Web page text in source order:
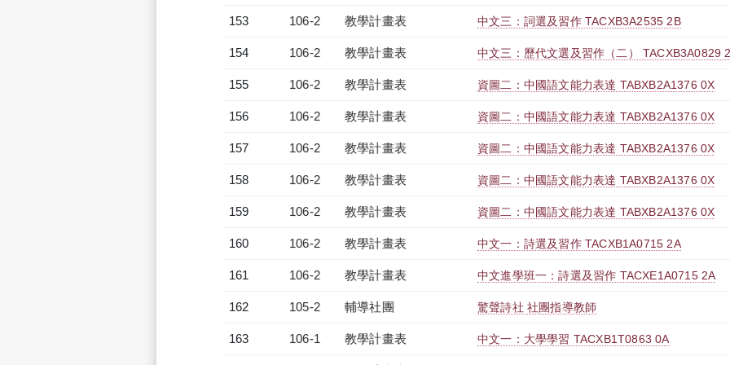
153 106-2 教學計畫表 中文三：詞選及習作 TACXB3A2535 2B
154 106-2 教學計畫表 中文三：歷代文選及習作（二） TACXB3A0829
155 106-2 教學計畫表 資圖二：中國語文能力表達 TABXB2A1376 0X
156 106-2 教學計畫表 資圖二：中國語文能力表達 TABXB2A1376 0X
157 106-2 教學計畫表 資圖二：中國語文能力表達 TABXB2A1376 0X
158 106-2 教學計畫表 資圖二：中國語文能力表達 TABXB2A1376 0X
159 106-2 教學計畫表 資圖二：中國語文能力表達 TABXB2A1376 0X
160 106-2 教學計畫表 中文一：詩選及習作 TACXB1A0715 2A
161 106-2 教學計畫表 中文進學班一：詩選及習作 TACXE1A0715 2A
162 105-2 輔導社團 驚聲詩社 社團指導教師
163 106-1 教學計畫表 中文一：大學學習 TACXB1T0863 0A